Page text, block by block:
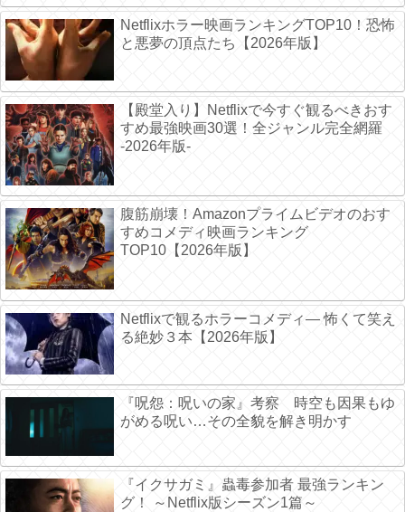
Netflixホラー映画ランキングTOP10！恐怖
と悪夢の頂点たち【2026年版】
【殿堂入り】Netflixで今すぐ観るべきおす
すめ最強映画30選！全ジャンル完全網羅
-2026年版-
腹筋崩壊！Amazonプライムビデオのおす
すめコメディ映画ランキング
TOP10【2026年版】
Netflixで観るホラーコメディ― 怖くて笑え
る絶妙３本【2026年版】
『呪怨：呪いの家』考察 時空も因果もゆ
がめる呪い…その全貌を解き明かす
『イクサガミ』蟲毒参加者 最強ランキン
グ！ ～Netflix版シーズン1篇～